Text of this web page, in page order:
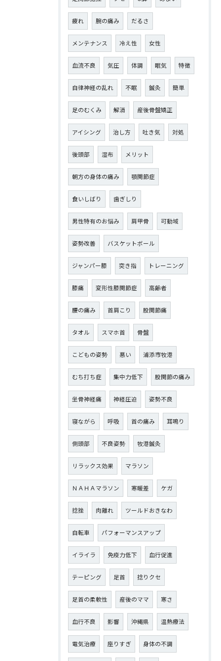
疲れ 腕の痛み だるさ
メンテナンス 冷え性 女性
血流不良 気圧 体調 眠気 特徴
自律神経の乱れ 不眠 鍼灸 簡単
足のむくみ 解消 産後骨盤矯正
アイシング 治し方 吐き気 対処
後頭部 湿布 メリット
朝方の身体の痛み 顎関節症
食いしばり 歯ぎしり
男性特有のお悩み 肩甲骨 可動域
姿勢改善 バスケットボール
ジャンパー膝 突き指 トレーニング
膝痛 変形性膝関節症 高齢者
腰の痛み 首肩こり 股関節痛
タオル スマホ首 骨盤
こどもの姿勢 悪い 浦添市牧港
むち打ち症 集中力低下 股関節の痛み
坐骨神経痛 神経圧迫 姿勢不良
寝ながら 呼吸 首の痛み 耳鳴り
側頭部 不良姿勢 牧港鍼灸
リラックス効果 マラソン
ＮＡＨＡマラソン 寒暖差 ケガ
捻挫 肉離れ ツールドおきなわ
自転車 パフォーマンスアップ
イライラ 免疫力低下 血行促進
テーピング 足首 捻りクセ
足首の柔軟性 産後のママ 寒さ
血行不良 影響 沖縄県 温熱療法
電気治療 座りすぎ 身体の不調